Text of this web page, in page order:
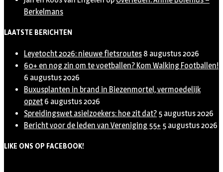
Berkelmans
LAATSTE BERICHTEN
Leyetocht 2026: nieuwe fietsroutes 8 augustus 2026
60+ en nog zin om te voetballen? Kom Walking Footballen!
6 augustus 2026
Buxusplanten in brand in Biezenmortel, vermoedelijk
opzet 6 augustus 2026
Spreidingswet asielzoekers: hoe zit dat? 5 augustus 2026
Bericht voor de leden van Vereniging 55+ 5 augustus 2026
LIKE ONS OP FACEBOOK!